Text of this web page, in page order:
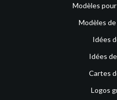
Modèles
Modèles
Idées
Idées
Cartes
Logos